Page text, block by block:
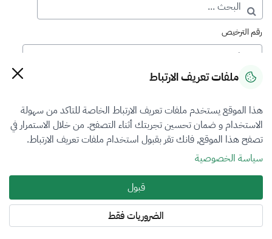
رقم الترخيص
رقم العضوية
فرع التقييم
أضرار المركبات
نوع العضوية
طالب منتسب
المنطقة
ملفات تعريف الارتباط
هذا الموقع يستخدم ملفات تعريف الارتباط الخاصة للتاكد من سهولة
الاستخدام و ضمان تحسين تجربتك أثناء التصفح. من خلال الاستمرار في
تصفح هذا الموقع, فانك تقر بقبول استخدام ملفات تعريف الارتباط.
سياسة الخصوصية
قبول
الضروريات فقط